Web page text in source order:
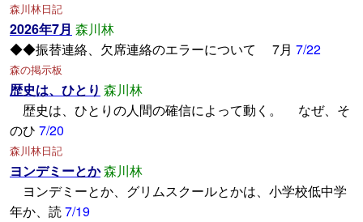
森川林日記
2026年7月 森川林
◆◆振替連絡、欠席連絡のエラーについて 7月 7/22
森の掲示板
歴史は、ひとり 森川林
歴史は、ひとりの人間の確信によって動く。 なぜ、そ
のひ 7/20
森川林日記
ヨンデミーとか森川林
ヨンデミーとか、グリムスクールとかは、小学校低中学
年か、読7/19